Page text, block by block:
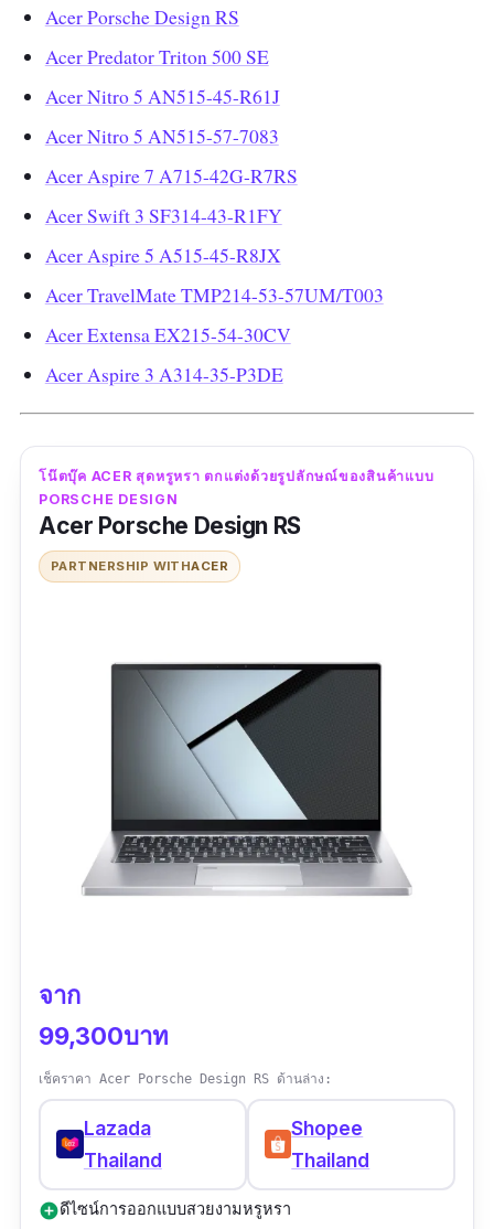
Acer Porsche Design RS
Acer Predator Triton 500 SE
Acer Nitro 5 AN515-45-R61J
Acer Nitro 5 AN515-57-7083
Acer Aspire 7 A715-42G-R7RS
Acer Swift 3 SF314-43-R1FY
Acer Aspire 5 A515-45-R8JX
Acer TravelMate TMP214-53-57UM/T003
Acer Extensa EX215-54-30CV
Acer Aspire 3 A314-35-P3DE
โน๊ตบุ๊ค ACER สุดหรูหรา ตกแต่งด้วยรูปลักษณ์ของสินค้าแบบ
PORSCHE DESIGN
Acer Porsche Design RS
PARTNERSHIP WITHACER
จาก
99,300บาท
เช็คราคา Acer Porsche Design RS ด้านล่าง:
Lazada
Thailand
Shopee
Thailand
add_circleดีไซน์การออกแบบสวยงามหรูหรา